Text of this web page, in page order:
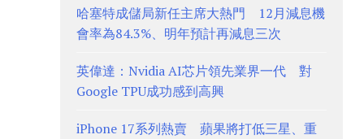
哈塞特成儲局新任主席大熱門 12月減息機
會率為84.3%、明年預計再減息三次
英偉達：Nvidia AI芯片領先業界一代 對
Google TPU成功感到高興
iPhone 17系列熱賣 蘋果將打低三星、重